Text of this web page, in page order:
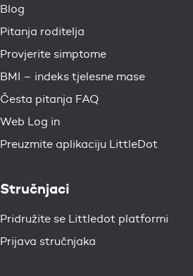
Blog
Pitanja roditelja
Provjerite simptome
BMI – indeks tjelesne mase
Česta pitanja FAQ
Web Log in
Preuzmite aplikaciju LittleDot
Stručnjaci
Pridružite se Littledot platformi
Prijava stručnjaka